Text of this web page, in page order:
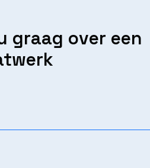
graag over een